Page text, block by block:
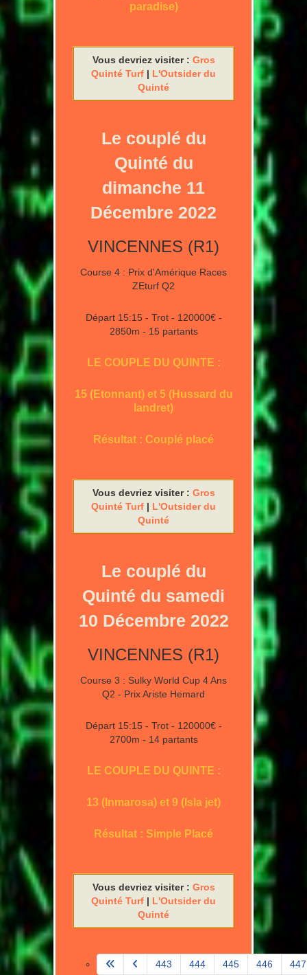
paradise)
Vous devriez visiter : Gros
Quinté Turf | L'Outsider du
Quinté
Le couplé du
Quinté du
dimanche 11
Décembre 2022
VINCENNES (R1)
Course 4 : Prix d'Amérique Races
ZEturf Q2
Départ 15:15 - Trot - 120000€ -
2850m - 15 partants
LE COUPLE DU QUINTE :
15 (Etonnant) et 5 (Hussard du
landret)
Résultat : Couplé placé
Vous devriez visiter : Gros
Quinté Turf | L'Outsider du
Quinté
Le couplé du
Quinté du samedi
10 Décembre 2022
VINCENNES (R1)
Course 3 : Sulky World Cup 4 Ans
Q2 - Prix Ariste Hemard
Départ 15:15 - Trot - 120000€ -
2700m - 14 partants
LE COUPLE DU QUINTE :
13 (Inmarosa) et 9 (Isla jet)
Résultat : Simple Placé
Vous devriez visiter : Gros
Quinté Turf | L'Outsider du
Quinté
Page 448 sur 580
443 444 445 446 447